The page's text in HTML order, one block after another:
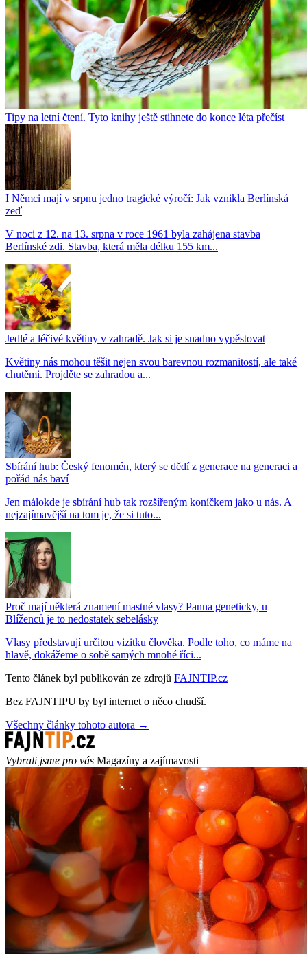
Tipy na letní čtení. Tyto knihy ještě stihnete do konce léta přečíst
I Němci mají v srpnu jedno tragické výročí: Jak vznikla Berlínská
zeď
V noci z 12. na 13. srpna v roce 1961 byla zahájena stavba
Berlínské zdi. Stavba, která měla délku 155 km...
Jedlé a léčivé květiny v zahradě. Jak si je snadno vypěstovat
Květiny nás mohou těšit nejen svou barevnou rozmanitostí, ale také
chutěmi. Projděte se zahradou a...
Sbírání hub: Český fenomén, který se dědí z generace na generaci a
pořád nás baví
Jen málokde je sbírání hub tak rozšířeným koníčkem jako u nás. A
nejzajímavější na tom je, že si tuto...
Proč mají některá znamení mastné vlasy? Panna geneticky, u
Blíženců je to nedostatek sebelásky
Vlasy představují určitou vizitku člověka. Podle toho, co máme na
hlavě, dokážeme o sobě samých mnohé říci...
Tento článek byl publikován ze zdrojů FAJNTIP.cz
Bez FAJNTIPU by byl internet o něco chudší.
Všechny články tohoto autora →
Vybrali jsme pro vás Magazíny a zajímavosti